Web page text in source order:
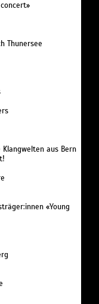
Thunersee
aus Bern
«Young